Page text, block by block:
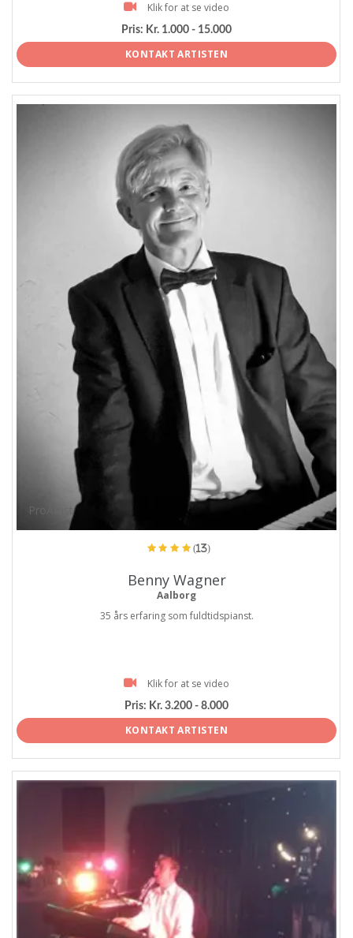
Klik for at se video
Pris: Kr. 1.000 - 15.000
KONTAKT ARTISTEN
ProArtist
(13)
Benny Wagner
Aalborg
35 års erfaring som fuldtidspianst.
Klik for at se video
Pris: Kr. 3.200 - 8.000
KONTAKT ARTISTEN